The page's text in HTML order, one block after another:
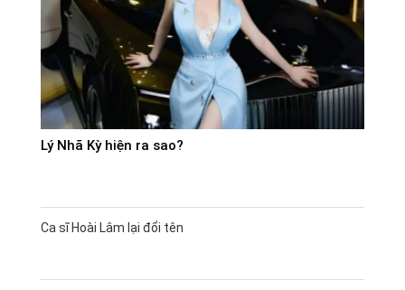
Lý Nhã Kỳ hiện ra sao?
Ca sĩ Hoài Lâm lại đổi tên